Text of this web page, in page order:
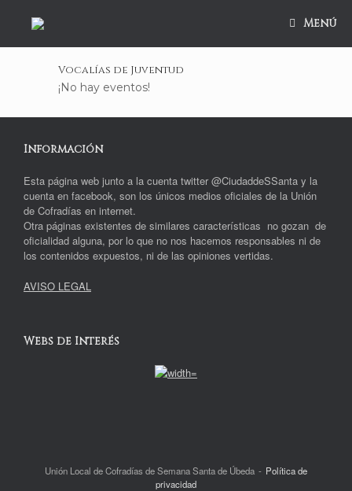
Menú
Vocalías de Juventud
¡No hay eventos!
Información
Esta página web junto a la cuenta twitter @CiudaddeSSanta y la
cuenta en facebook, son los únicos medios oficiales de la Unión
de Cofradías en internet.
Otra páginas existentes de similares características no gozan de
oficialidad alguna, por lo que no nos hacemos responsables ni de
los contenidos expuestos, ni de las opiniones vertidas.
AVISO LEGAL
Webs de Interés
Unión Local de Cofradías de Semana Santa de Úbeda
Política de
privacidad